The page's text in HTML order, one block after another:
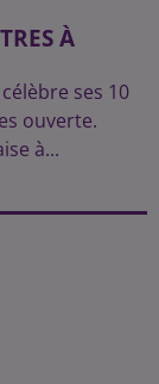
À
ses 10
ouverte.
à...